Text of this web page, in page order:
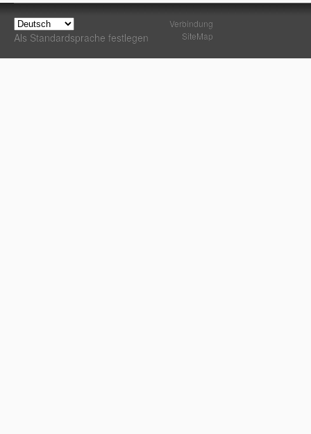
Als Standardsprache festlegen
Verbindung
SiteMap